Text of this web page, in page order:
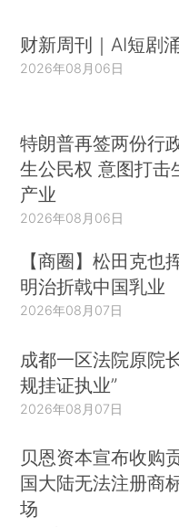
财新周刊｜AI短剧
2026年08月06日
特朗普再签两份行
生公民权 意图打击
产业
2026年08月06日
【商圈】松田克也
明治折戟中国乳业
2026年08月07日
成都一区法院原院
规挂证执业”
2026年08月07日
贝恩资本宣布收购
国大陆无法注册商
场